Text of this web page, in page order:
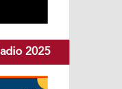
2025